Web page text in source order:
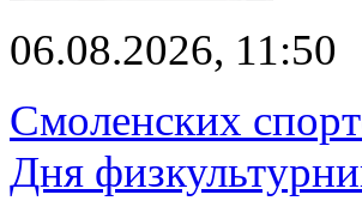
06.08.2026, 11:50
Смоленских
Дня